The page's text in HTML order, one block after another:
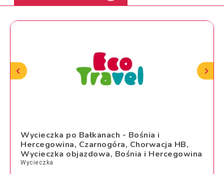
Wycieczka po Bałkanach - Bośnia i
Hercegowina, Czarnogóra, Chorwacja HB,
Wycieczka objazdowa, Bośnia i Hercegowina
Wycieczka